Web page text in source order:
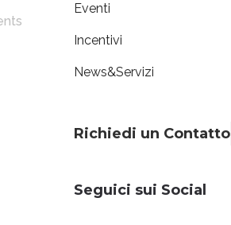
Eventi
Incentivi
News&Servizi
Richiedi un Contatto
Seguici sui Social